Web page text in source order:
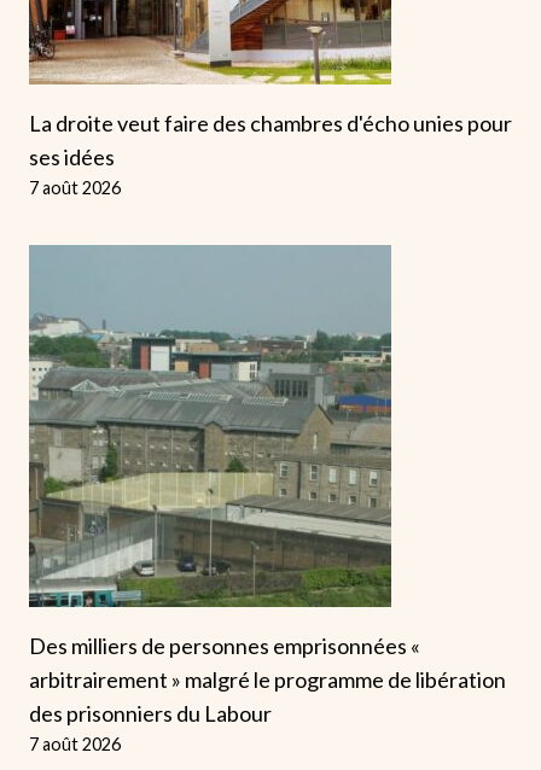
La droite veut faire des chambres d'écho unies pour
ses idées
7 août 2026
Des milliers de personnes emprisonnées «
arbitrairement » malgré le programme de libération
des prisonniers du Labour
7 août 2026